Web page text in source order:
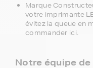
Marque
votre imprimante
évitez la queue en
commander ici.
Notre équipe